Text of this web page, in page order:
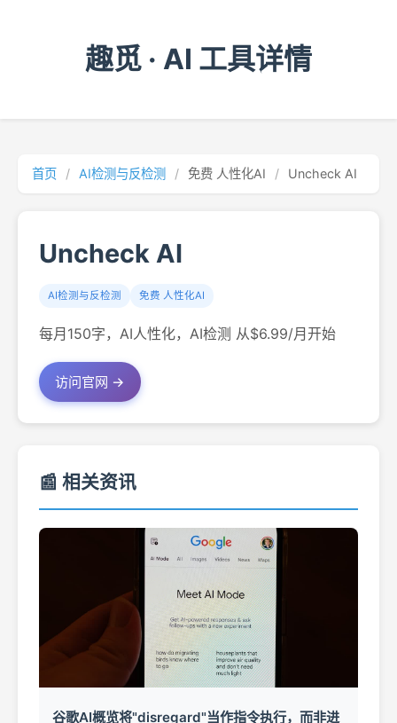
趣觅 · AI 工具详情
首页 / AI检测与反检测 / 免费 人性化AI / Uncheck AI
Uncheck AI
AI检测与反检测 免费 人性化AI
每月150字，AI人性化，AI检测 从$6.99/月开始
访问官网 →
📰 相关资讯
谷歌AI概览将"disregard"当作指令执行，而非进